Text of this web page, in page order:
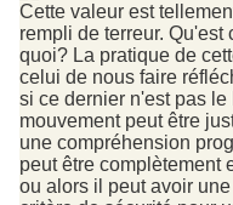
Cette valeur est
rempli de terreur. Qu'est
quoi? La pratique de
celui de nous faire
si ce dernier n'est pas
mouvement peut être
une compréhension
peut être complètement
ou alors il peut avoir